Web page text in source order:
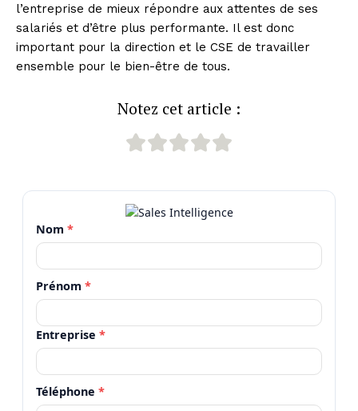
l’entreprise de mieux répondre aux attentes de ses
salariés et d’être plus performante. Il est donc
important pour la direction et le CSE de travailler
ensemble pour le bien-être de tous.
Notez cet article :
Nom *
Prénom *
Entreprise *
Téléphone *